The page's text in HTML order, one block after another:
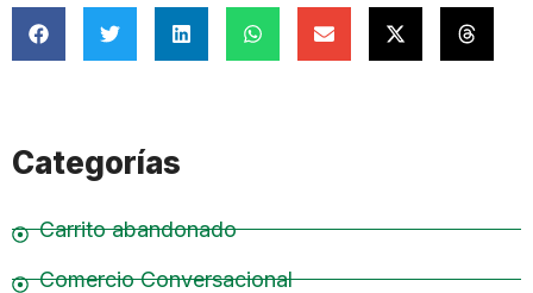
Categorías
Carrito abandonado
Comercio Conversacional